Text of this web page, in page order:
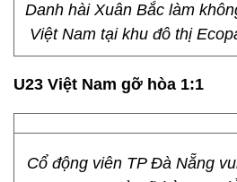
Cổ động viên cuồng nhiệt tại